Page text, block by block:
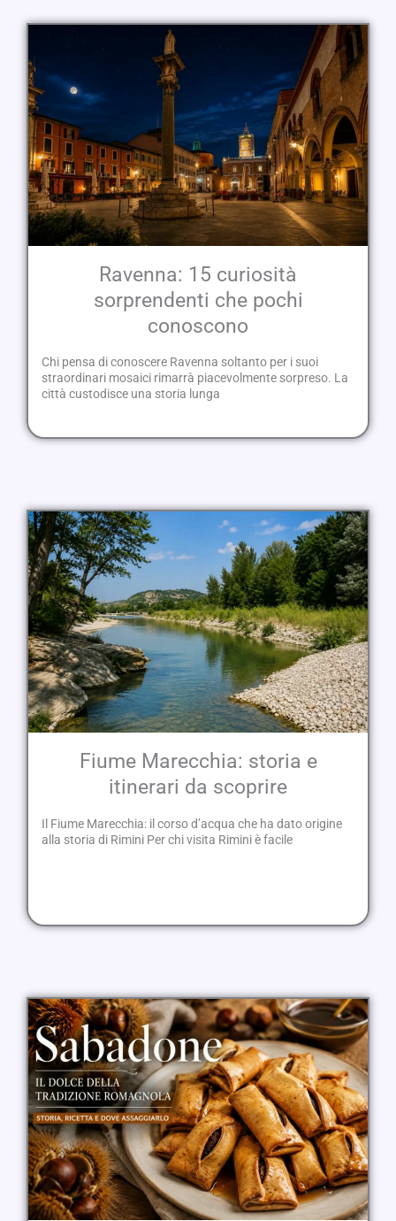
Ravenna: 15 curiosità
sorprendenti che pochi
conoscono
Chi pensa di conoscere Ravenna soltanto per i suoi
straordinari mosaici rimarrà piacevolmente sorpreso. La
città custodisce una storia lunga
Fiume Marecchia: storia e
itinerari da scoprire
Il Fiume Marecchia: il corso d’acqua che ha dato origine
alla storia di Rimini Per chi visita Rimini è facile